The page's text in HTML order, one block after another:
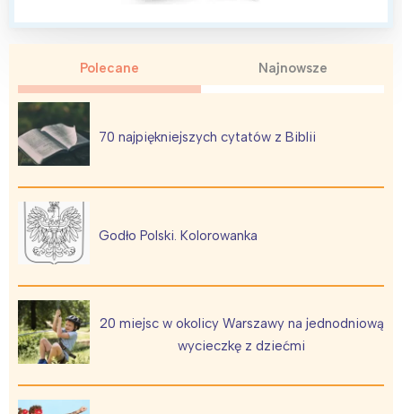
Polecane Najnowsze
70 najpiękniejszych cytatów z Biblii
Godło Polski. Kolorowanka
20 miejsc w okolicy Warszawy na jednodniową
wycieczkę z dziećmi